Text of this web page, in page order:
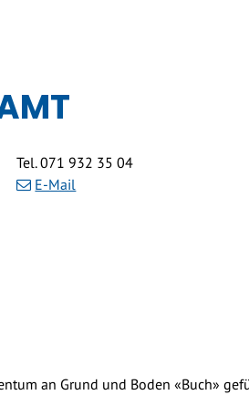
Tel.071 932 35 04
E-Mail
Landwirtschaftsamt
an Grund und Boden «Buch»